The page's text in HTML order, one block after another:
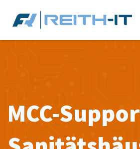
MCC-